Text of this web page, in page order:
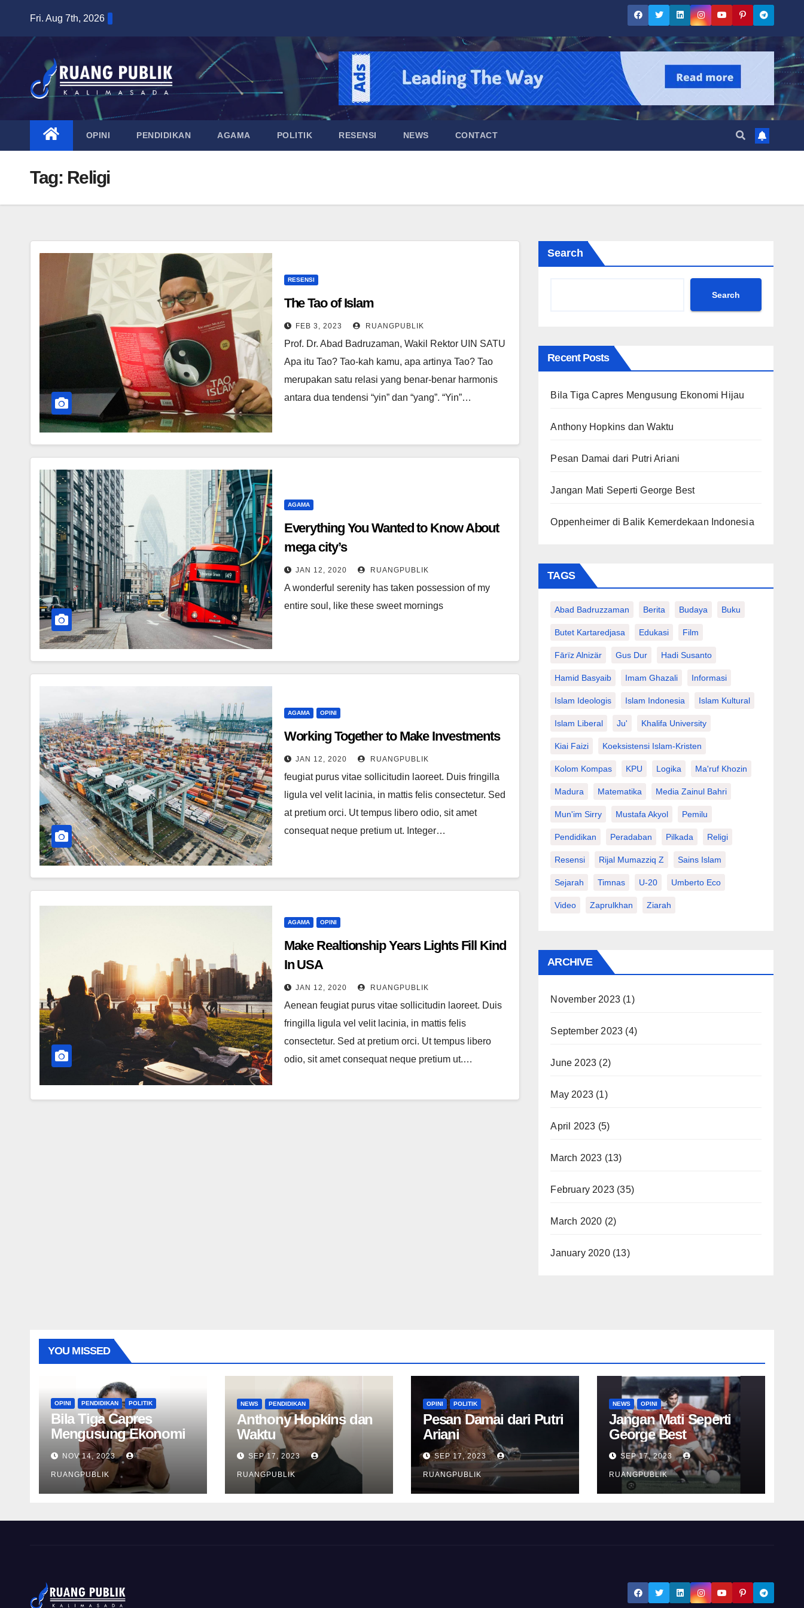
content
Fri. Aug 7th, 2026
OPINI PENDIDIKAN AGAMA POLITIK RESENSI NEWS CONTACT
Tag: Religi
RESENSI
The Tao of Islam
FEB 3, 2023 RUANGPUBLIK
Prof. Dr. Abad Badruzaman, Wakil Rektor UIN SATU
Apa itu Tao? Tao-kah kamu, apa artinya Tao? Tao
merupakan satu relasi yang benar-benar harmonis
antara dua tendensi “yin” dan “yang”. “Yin”…
AGAMA
Everything You Wanted to Know About
mega city’s
JAN 12, 2020 RUANGPUBLIK
A wonderful serenity has taken possession of my
entire soul, like these sweet mornings
AGAMA OPINI
Working Together to Make Investments
JAN 12, 2020 RUANGPUBLIK
feugiat purus vitae sollicitudin laoreet. Duis fringilla
ligula vel velit lacinia, in mattis felis consectetur. Sed
at pretium orci. Ut tempus libero odio, sit amet
consequat neque pretium ut. Integer…
AGAMA OPINI
Make Realtionship Years Lights Fill Kind
In USA
JAN 12, 2020 RUANGPUBLIK
Aenean feugiat purus vitae sollicitudin laoreet. Duis
fringilla ligula vel velit lacinia, in mattis felis
consectetur. Sed at pretium orci. Ut tempus libero
odio, sit amet consequat neque pretium ut.…
Search
Search
Recent Posts
Bila Tiga Capres Mengusung Ekonomi Hijau
Anthony Hopkins dan Waktu
Pesan Damai dari Putri Ariani
Jangan Mati Seperti George Best
Oppenheimer di Balik Kemerdekaan Indonesia
TAGS
Abad Badruzzaman Berita Budaya Buku
Butet Kartaredjasa Edukasi Film
Fārïz Alnizär Gus Dur Hadi Susanto
Hamid Basyaib Imam Ghazali Informasi
Islam Ideologis Islam Indonesia Islam Kultural
Islam Liberal Ju' Khalifa University
Kiai Faizi Koeksistensi Islam-Kristen
Kolom Kompas KPU Logika Ma'ruf Khozin
Madura Matematika Media Zainul Bahri
Mun'im Sirry Mustafa Akyol Pemilu
Pendidikan Peradaban Pilkada Religi
Resensi Rijal Mumazziq Z Sains Islam
Sejarah Timnas U-20 Umberto Eco
Video Zaprulkhan Ziarah
ARCHIVE
November 2023(1)
September 2023 (4)
June 2023 (2)
May 2023(1)
April 2023 (5)
March 2023 (13)
February 2023(35)
March 2020 (2)
January 2020(13)
YOU MISSED
OPINI PENDIDIKAN POLITIK
Bila Tiga Capres
Mengusung Ekonomi
Hijau
NOV 14, 2023
RUANGPUBLIK
NEWS PENDIDIKAN
Anthony Hopkins dan
Waktu
SEP 17, 2023
RUANGPUBLIK
OPINI POLITIK
Pesan Damai dari Putri
Ariani
SEP 17, 2023
RUANGPUBLIK
NEWS OPINI
Jangan Mati Seperti
George Best
SEP 17, 2023
RUANGPUBLIK